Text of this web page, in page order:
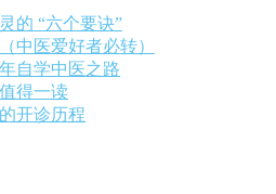
的 “六个要诀”
中医爱好者必转）
自学中医之路
得一读
开诊历程